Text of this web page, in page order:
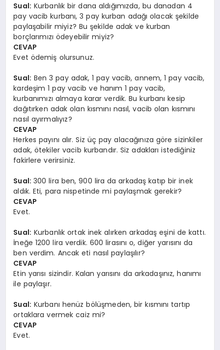
Sual: Kurbanlık bir dana aldığımızda, bu danadan 4
pay vacib kurbanı, 3 pay kurban adağı olacak şekilde
paylaşabilir miyiz? Bu şekilde adak ve kurban
borçlarımızı ödeyebilir miyiz?
CEVAP
Evet ödemiş olursunuz.
Sual: Ben 3 pay adak, 1 pay vacib, annem, 1 pay vacib,
kardeşim 1 pay vacib ve hanım 1 pay vacib,
kurbanımızı almaya karar verdik. Bu kurbanı kesip
dağıtırken adak olan kısmını nasıl, vacib olan kısmını
nasıl ayırmalıyız?
CEVAP
Herkes payını alır. Siz üç pay alacağınıza göre sizinkiler
adak, ötekiler vacib kurbandır. Siz adakları istediğiniz
fakirlere verirsiniz.
Sual: 300 lira ben, 900 lira da arkadaş katıp bir inek
aldık. Eti, para nispetinde mi paylaşmak gerekir?
CEVAP
Evet.
Sual: Kurbanlık ortak inek alırken arkadaş eşini de kattı.
İneğe 1200 lira verdik. 600 lirasını o, diğer yarısını da
ben verdim. Ancak eti nasıl paylaşılır?
CEVAP
Etin yarısı sizindir. Kalan yarısını da arkadaşınız, hanımı
ile paylaşır.
Sual: Kurbanı henüz bölüşmeden, bir kısmını tartıp
ortaklara vermek caiz mi?
CEVAP
Evet.